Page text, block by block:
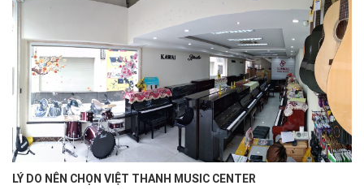
LÝ DO NÊN CHỌN VIỆT THANH MUSIC CENTER